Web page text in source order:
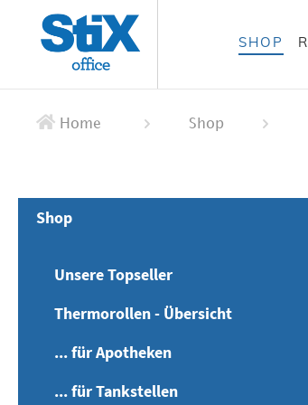
springen
SHOP
Home Shop
Shop
Unsere Topseller
Thermorollen - Übersicht
... für Apotheken
... für Tankstellen